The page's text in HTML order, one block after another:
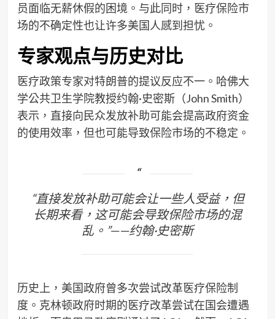
员面临无薪休假的困境。与此同时，医疗保险市
场的不确定性也让许多美国人感到担忧。
专家观点与历史对比
医疗政策专家对特朗普的提议反应不一。哈佛大
学公共卫生学院教授约翰·史密斯（John Smith）
表示，直接向民众发放补助可能会提高政府资金
的使用效率，但也可能导致保险市场的不稳定。
“直接发放补助可能会让一些人受益，但
长期来看，这可能会导致保险市场的混
乱。”——约翰·史密斯
历史上，美国政府曾多次尝试改革医疗保险制
度。克林顿政府时期的医疗改革尝试在国会遭遇